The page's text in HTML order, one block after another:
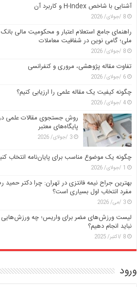
آشنایی با شاخص H-Index و کاربرد آن
8 /جولای/ 2026
راهنمای جامع استعلام اعتبار و محکومیت مالی بانک
ملی؛ گامی نوین در شفافیت معاملات
8 /جولای/ 2026
تفاوت مقاله پژوهشی، مروری و کنفرانسی
6 /جولای/ 2026
چگونه کیفیت یک مقاله علمی را ارزیابی کنیم؟
4 /جولای/ 2026
روش جستجوی مقالات علمی
پایگاه‌های معتبر
3 /جولای/ 2026
چگونه یک موضوع مناسب برای پایان‌نامه انتخاب
1 /جولای/ 2026
بهترین جراح نیمه فانتزی در تهران: چرا دکتر حمید
مفرد انتخاب اول بسیاری است؟
3 /می/ 2026
لیست ورزش‌های مضر برای واریس؛ چه ورزش‌هایی
نباید انجام دهیم؟
8 /اکتبر/ 2025
ورود